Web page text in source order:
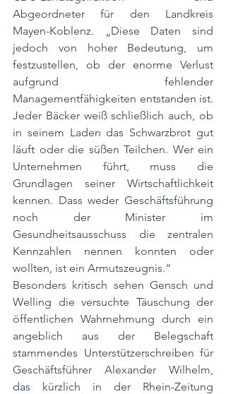
Abgeordneter für den Landkreis
Mayen-Koblenz. „Diese Daten sind
jedoch von hoher Bedeutung, um
festzustellen, ob der enorme Verlust
aufgrund fehlender
Managementfähigkeiten entstanden ist.
Jeder Bäcker weiß schließlich auch, ob
in seinem Laden das Schwarzbrot gut
läuft oder die süßen Teilchen. Wer ein
Unternehmen führt, muss die
Grundlagen seiner Wirtschaftlichkeit
kennen. Dass weder Geschäftsführung
noch der Minister im
Gesundheitsausschuss die zentralen
Kennzahlen nennen konnten oder
wollten, ist ein Armutszeugnis.“
Besonders kritisch sehen Gensch und
Welling die versuchte Täuschung der
öffentlichen Wahrnehmung durch ein
angeblich aus der Belegschaft
stammendes Unterstützerschreiben für
Geschäftsführer Alexander Wilhelm,
das kürzlich in der Rhein-Zeitung